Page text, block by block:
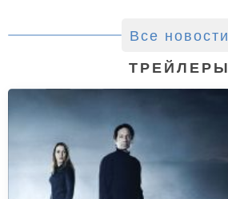
Все новости
ТРЕЙЛЕРЫ